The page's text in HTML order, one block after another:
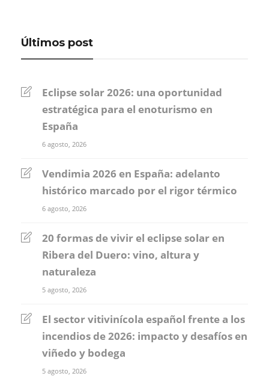
Últimos post
Eclipse solar 2026: una oportunidad
estratégica para el enoturismo en
España
6 agosto, 2026
Vendimia 2026 en España: adelanto
histórico marcado por el rigor térmico
6 agosto, 2026
20 formas de vivir el eclipse solar en
Ribera del Duero: vino, altura y
naturaleza
5 agosto, 2026
El sector vitivinícola español frente a los
incendios de 2026: impacto y desafíos en
viñedo y bodega
5 agosto, 2026